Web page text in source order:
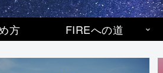
方 FIREへの道